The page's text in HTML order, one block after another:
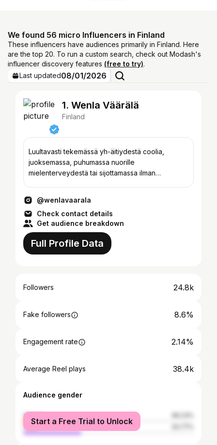
We found 56 micro Influencers in Finland
These influencers have audiences primarily in Finland. Here
are the top 20. To run a custom search, check out Modash's
influencer discovery features (free to try).
Last updated08/01/2026
1. Wenla Väärälä
Finland
Luultavasti tekemässä yh-äitiydestä coolia,
juoksemassa, puhumassa nuorille
mielenterveydestä tai sijottamassa ilman
@wenlavaarala
Check contact details
Get audience breakdown
Full Profile Data
Followers 24.8k
Fake followers 8.6%
Engagement rate 2.14%
Average Reel plays 38.4k
Audience gender
female
male
Start a Free Trial to Unlock